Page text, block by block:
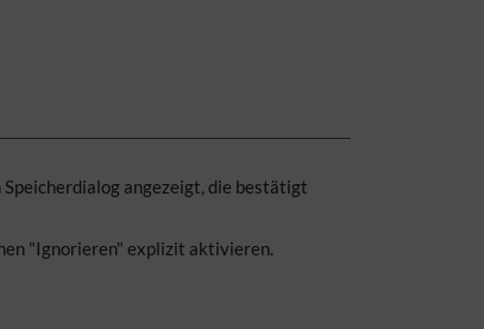
angezeigt, die bestätigt
"Ignorieren" explizit aktivieren.